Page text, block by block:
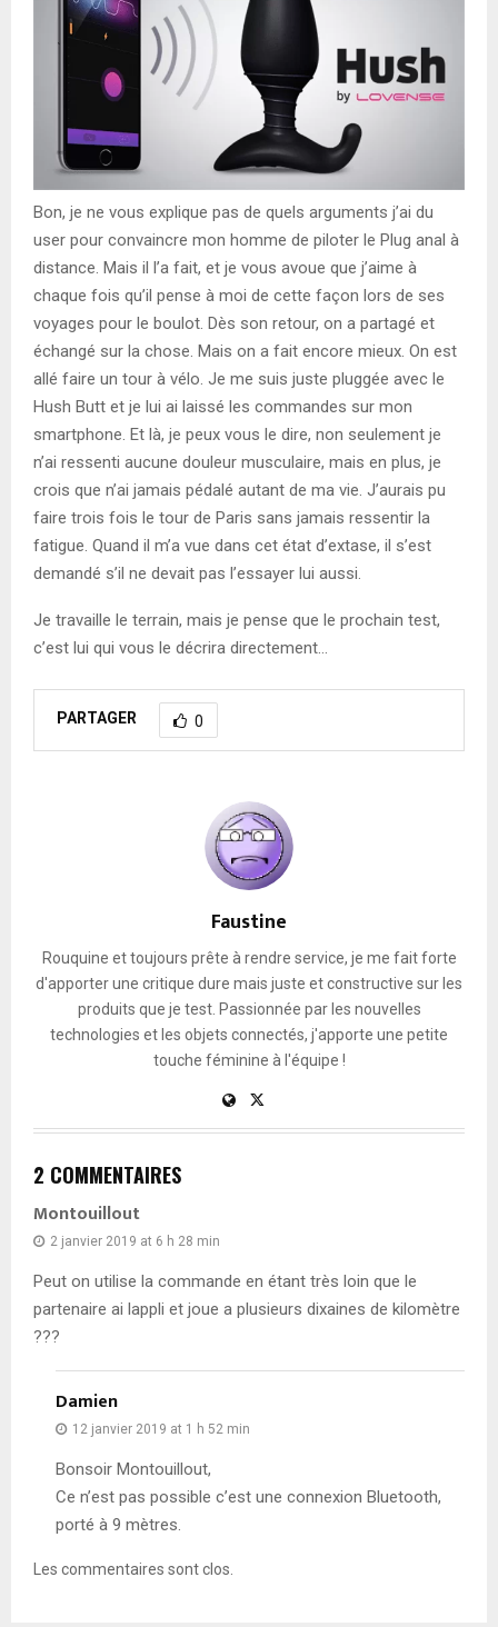
Bon, je ne vous explique pas de quels arguments j’ai du
user pour convaincre mon homme de piloter le Plug anal à
distance. Mais il l’a fait, et je vous avoue que j’aime à
chaque fois qu’il pense à moi de cette façon lors de ses
voyages pour le boulot. Dès son retour, on a partagé et
échangé sur la chose. Mais on a fait encore mieux. On est
allé faire un tour à vélo. Je me suis juste pluggée avec le
Hush Butt et je lui ai laissé les commandes sur mon
smartphone. Et là, je peux vous le dire, non seulement je
n’ai ressenti aucune douleur musculaire, mais en plus, je
crois que n’ai jamais pédalé autant de ma vie. J’aurais pu
faire trois fois le tour de Paris sans jamais ressentir la
fatigue. Quand il m’a vue dans cet état d’extase, il s’est
demandé s’il ne devait pas l’essayer lui aussi.
Je travaille le terrain, mais je pense que le prochain test,
c’est lui qui vous le décrira directement…
PARTAGER 0
Faustine
Rouquine et toujours prête à rendre service, je me fait forte
d'apporter une critique dure mais juste et constructive sur les
produits que je test. Passionnée par les nouvelles
technologies et les objets connectés, j'apporte une petite
touche féminine à l'équipe !
2 COMMENTAIRES
Montouillout
2 janvier 2019 at 6 h 28 min
Peut on utilise la commande en étant très loin que le
partenaire ai lappli et joue a plusieurs dixaines de kilomètre
???
Damien
12 janvier 2019 at 1 h 52 min
Bonsoir Montouillout,
Ce n’est pas possible c’est une connexion Bluetooth,
porté à 9 mètres.
Les commentaires sont clos.